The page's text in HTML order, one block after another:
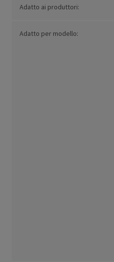
Adatto ai produttori:
Adatto per modello: